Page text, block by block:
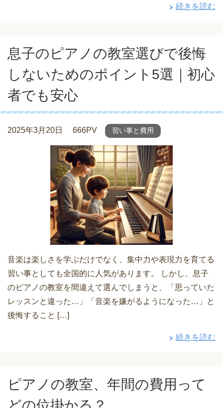
続きを読む
息子のピアノの教室選びで後悔
しないためのポイント5選｜初心
者でも安心
2025年3月20日 666PV 習い事と費用
音楽は楽しさを学ぶだけでなく、集中力や表現力を育てる
習い事としても全国的に人気があります。 しかし、息子
のピアノの教室を間違えて選んでしまうと、「思っていた
レッスンと違った…」「音楽を嫌がるようになった…」と
後悔すること […]
続きを読む
ピアノの教室、年間の費用って